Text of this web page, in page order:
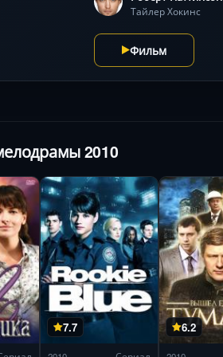
Тайлер Хокинс
Фильм
2010
7.7 6.2